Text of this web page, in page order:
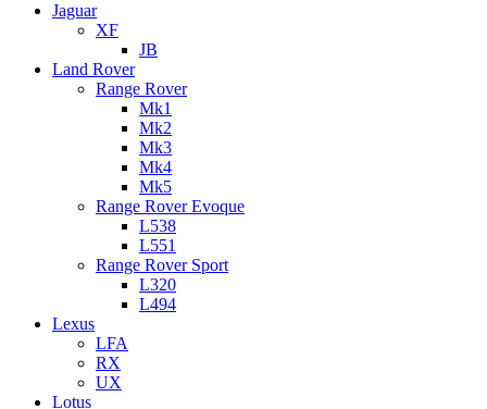
Jaguar
XF
JB
Land Rover
Range Rover
Mk1
Mk2
Mk3
Mk4
Mk5
Range Rover Evoque
L538
L551
Range Rover Sport
L320
L494
Lexus
LFA
RX
UX
Lotus